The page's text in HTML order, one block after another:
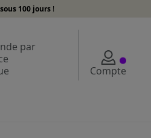
sous 100 jours !
par
Compte